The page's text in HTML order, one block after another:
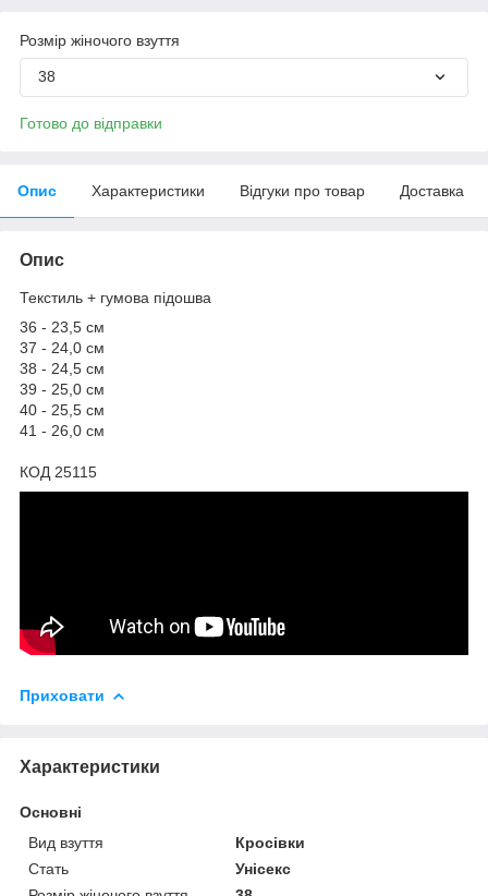
Розмір жіночого взуття
38
Готово до відправки
Опис Характеристики Відгуки про товар Доставка
Опис
Текстиль + гумова підошва
36 - 23,5 см
37 - 24,0 см
38 - 24,5 см
39 - 25,0 см
40 - 25,5 см
41 - 26,0 см
КОД 25115
Приховати
Характеристики
Основні
Вид взуття
Кросівки
Стать
Унісекс